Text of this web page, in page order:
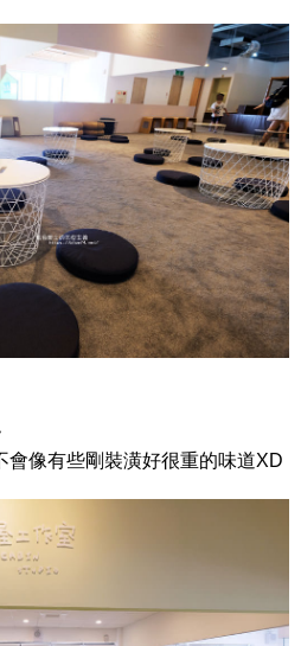
會像有些剛裝潢好很重的味道XD